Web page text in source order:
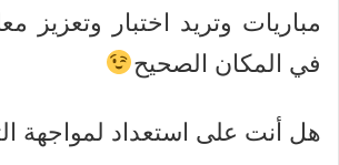
مباريات وتريد اختبار وتعزيز
في المكان الصحيح
هل أنت على استعداد لمواجهة